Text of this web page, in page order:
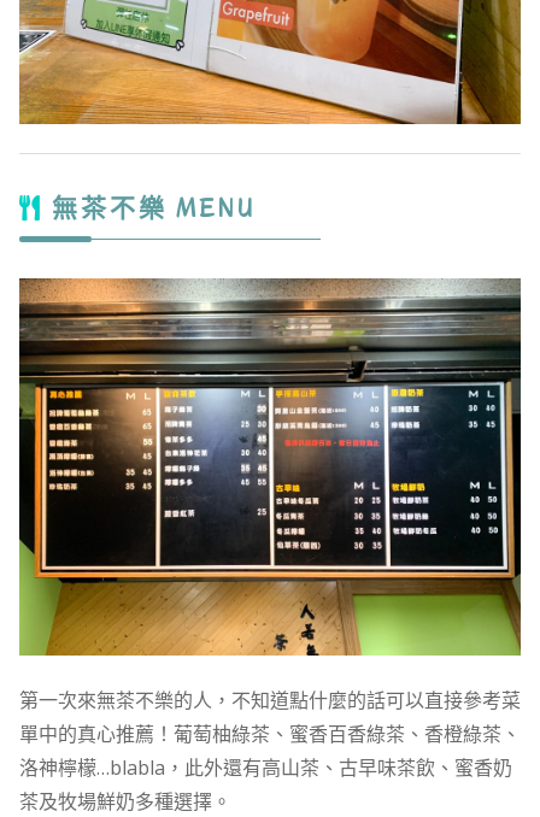
無茶不樂 MENU
第一次來無茶不樂的人，不知道點什麼的話可以直接參考菜
單中的真心推薦！葡萄柚綠茶、蜜香百香綠茶、香橙綠茶、
洛神檸檬…blabla，此外還有高山茶、古早味茶飲、蜜香奶
茶及牧場鮮奶多種選擇。